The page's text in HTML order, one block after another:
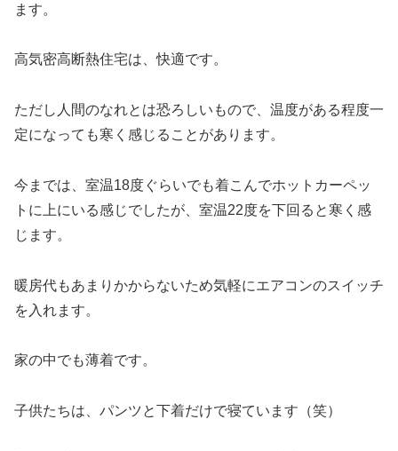
ます。
高気密高断熱住宅は、快適です。
ただし人間のなれとは恐ろしいもので、温度がある程度一
定になっても寒く感じることがあります。
今までは、室温18度ぐらいでも着こんでホットカーペッ
トに上にいる感じでしたが、室温22度を下回ると寒く感
じます。
暖房代もあまりかからないため気軽にエアコンのスイッチ
を入れます。
家の中でも薄着です。
子供たちは、パンツと下着だけで寝ています（笑）